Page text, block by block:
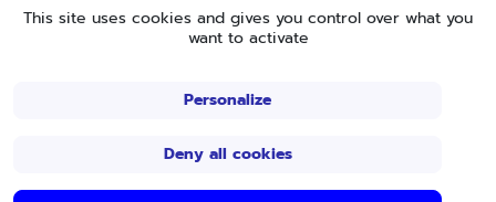
LES MÉTIERS DU DISPOSITIF MÉDICAL,
This site uses cookies and gives you control over what you
want to activate
Personalize
Deny all cookies